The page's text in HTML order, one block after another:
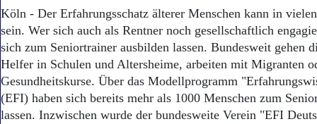
Leben
Geschichte
Ostpreußen
Pommern
Berlin-Brandenburg
Schlesien
Danzig und Westpreußen
Bücher
Köln - Der Erfahrungsschatz älterer Menschen kann in
sein. Wer sich auch als Rentner noch gesellschaftlich
sich zum Seniortrainer ausbilden lassen. Bundesweit gehen
Helfer in Schulen und Altersheime, arbeiten mit Migranten
Gesundheitskurse. Über das Modellprogramm
(EFI) haben sich bereits mehr als 1000 Menschen zum
lassen. Inzwischen wurde der bundesweite Verein "EFI